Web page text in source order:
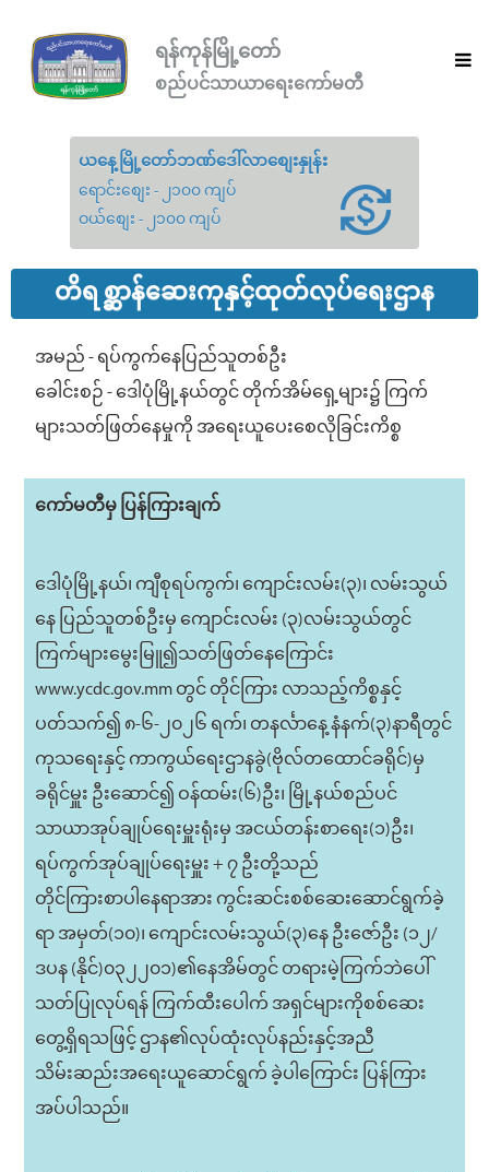
ရန်ကုန်မြို့တော်
စည်ပင်သာယာရေးကော်မတီ
ယနေ့မြို့တော်ဘဏ်ဒေါ်လာစျေးနှုန်း
ရောင်းစျေး - ၂၁၀၀ ကျပ်
ဝယ်စျေး - ၂၁၀၀ ကျပ်
တိရစ္ဆာန်ဆေးကုနှင့်ထုတ်လုပ်ရေးဌာန
အမည် - ရပ်ကွက်နေပြည်သူတစ်ဦး
ခေါင်းစဉ် - ဒေါပုံမြို့နယ်တွင် တိုက်အိမ်ရှေ့များ၌ ကြက်
များသတ်ဖြတ်နေမှုကို အရေးယူပေးစေလိုခြင်းကိစ္စ
ကော်မတီမှ ပြန်ကြားချက်
ဒေါပုံမြို့နယ်၊ ကျီစုရပ်ကွက်၊ ကျောင်းလမ်း(၃)၊ လမ်းသွယ်
နေ ပြည်သူတစ်ဦးမှ ကျောင်းလမ်း (၃)လမ်းသွယ်တွင်
ကြက်များမွေးမြူ၍သတ်ဖြတ်နေကြောင်း
www.ycdc.gov.mm တွင် တိုင်ကြား လာသည့်ကိစ္စနှင့်
ပတ်သက်၍ ၈-၆-၂၀၂၆ ရက်၊ တနင်္လာနေ့ နံနက်(၃)နာရီတွင်
ကုသရေးနှင့် ကာကွယ်ရေးဌာနခွဲ(ဗိုလ်တထောင်ခရိုင်)မှ
ခရိုင်မှူး ဦးဆောင်၍ ဝန်ထမ်း(၆)ဦး၊ မြို့နယ်စည်ပင်
သာယာအုပ်ချုပ်ရေးမှူးရုံးမှ အငယ်တန်းစာရေး(၁)ဦး၊
ရပ်ကွက်အုပ်ချုပ်ရေးမှူး + ၇ ဦးတို့သည်
တိုင်ကြားစာပါနေရာအား ကွင်းဆင်းစစ်ဆေးဆောင်ရွက်ခဲ့
ရာ အမှတ်(၁၀)၊ ကျောင်းလမ်းသွယ်(၃)နေ ဦးဇော်ဦး (၁၂/
ဒပန (နိုင်)၀၃၂၂၀၁)၏နေအိမ်တွင် တရားမဲ့ကြက်ဘဲပေါ်
သတ်ပြုလုပ်ရန် ကြက်ထီးပေါက် အရှင်များကိုစစ်ဆေး
တွေ့ရှိရသဖြင့် ဌာန၏လုပ်ထုံးလုပ်နည်းနှင့်အညီ
သိမ်းဆည်းအရေးယူဆောင်ရွက် ခဲ့ပါကြောင်း ပြန်ကြား
အပ်ပါသည်။